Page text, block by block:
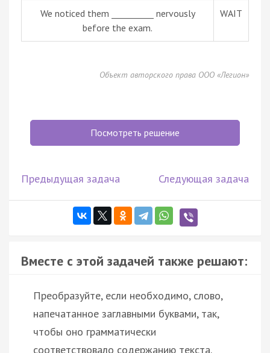
We noticed them __________ nervously
before the exam.
WAIT
Объект авторского права ООО «Легион»
Посмотреть решение
Предыдущая задача Следующая задача
Вместе с этой задачей также решают:
Преобразуйте, если необходимо, слово,
напечатанное заглавными буквами, так,
чтобы оно грамматически
соответствовало содержанию текста.